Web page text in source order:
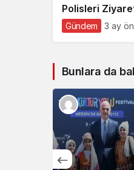
Polisleri
Gündem 3 ay
Bunlara da